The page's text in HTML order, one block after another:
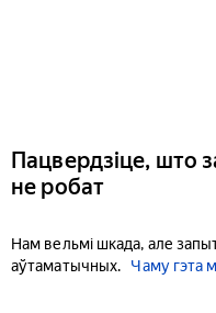
Пацвердзіце, што
не робат
Нам вельмі шкада, але
аўтаматычных.
Чаму гэта